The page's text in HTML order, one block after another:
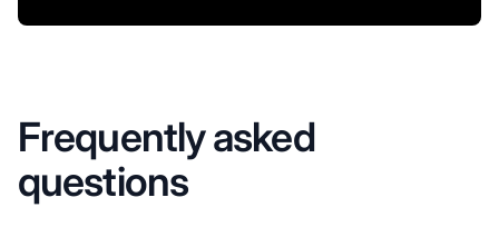
Frequently asked
questions